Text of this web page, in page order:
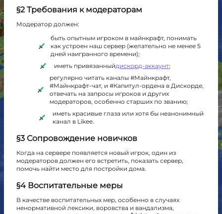
§2 Требования к модераторам
Модератор должен:
быть опытным игроком в майнкрафт, понимать
как устроен наш сервер (желательно не менее 5
дней наигранного времени);
иметь привязанныйдискорд-аккаунт;
регулярно читать каналы #Майнкрафт,
#Майнкрафт-чат, и #Капитул-ордена в Дискорде,
отвечать на запросы игроков и других
модераторов, особенно старших по званию;
иметь красивые глаза или хотя бы неанонимный
канал в Likee.
§3 Сопровождение новичков
Когда на сервере появляется новый игрок, один из
модераторов должен его встретить, показать сервер,
помочь найти место для постройки дома.
§4 Воспитательные меры
В качестве воспитательных мер, особенно в случаях
ненормативной лексики, воровства и вандализма,